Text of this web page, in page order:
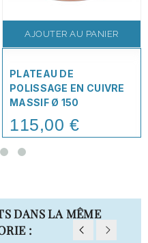
AJOUTER AU PANIER
PLATEAU DE
POLISSAGE EN CUIVRE
MASSIF Ø 150
Price
115,00 €
DANS LA MÊME
: